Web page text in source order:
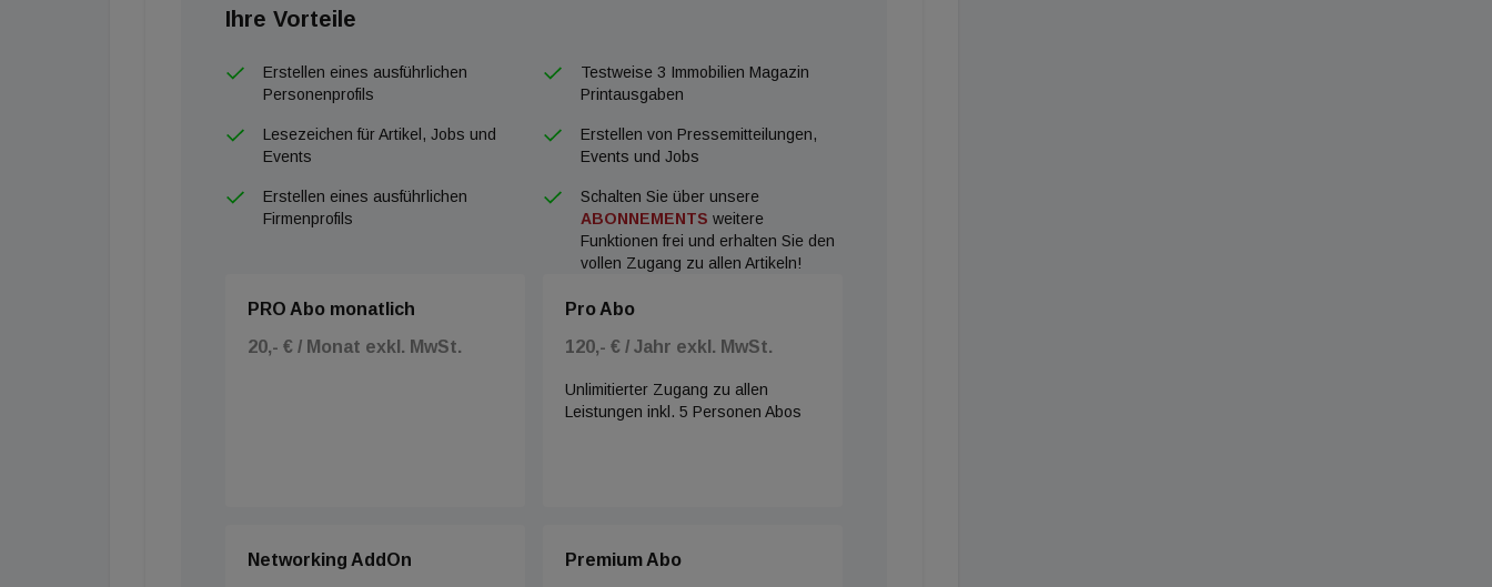
Ihre Vorteile
Erstellen eines ausführlichen
Personenprofils
Testweise 3 Immobilien Magazin
Printausgaben
Lesezeichen für Artikel, Jobs und
Events
Erstellen von Pressemitteilungen,
Events und Jobs
Erstellen eines ausführlichen
Firmenprofils
Schalten Sie über unsere
ABONNEMENTS weitere
Funktionen frei und erhalten Sie den
vollen Zugang zu allen Artikeln!
PRO Abo monatlich
20,- € / Monat exkl. MwSt.
Pro Abo
120,- € / Jahr exkl. MwSt.
Unlimitierter Zugang zu allen
Leistungen inkl. 5 Personen Abos
Networking AddOn
Premium Abo